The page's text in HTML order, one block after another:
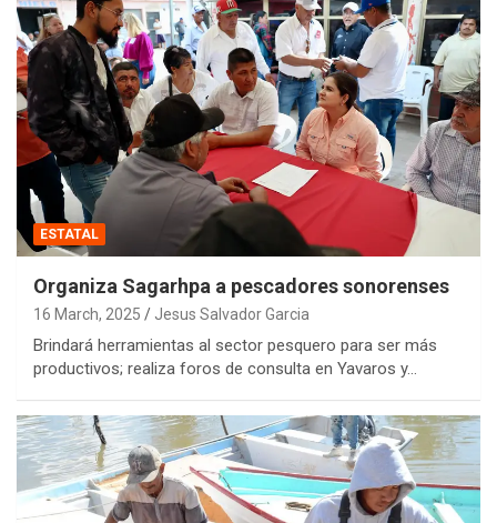
ESTATAL
Organiza Sagarhpa a pescadores sonorenses
16 March, 2025 Jesus Salvador Garcia
Brindará herramientas al sector pesquero para ser más
productivos; realiza foros de consulta en Yavaros y…